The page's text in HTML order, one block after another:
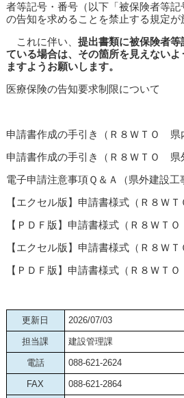
者等記号・番号（以下「被保険者等記
の告知を求めることを禁止する規定が
これに伴い、 提出書類に被保険者
ている場合は、その箇所を見えない
ますようお願いします。
医療保険の告知要求制限について
申請書作成の手引き（Ｒ８ＷＴＯ 県
申請書作成の手引き（Ｒ８ＷＴＯ 県
電子申請注意事項Ｑ＆Ａ（県外建設工
【エクセル版】申請書様式（Ｒ８Ｗ
【ＰＤＦ版】申請書様式（Ｒ８ＷＴ
【エクセル版】申請書様式（Ｒ８Ｗ
【ＰＤＦ版】申請書様式（Ｒ８ＷＴ
更新日 2026/07/03
担当課 建設管理課
電話 088-621-2624
FAX 088-621-2864